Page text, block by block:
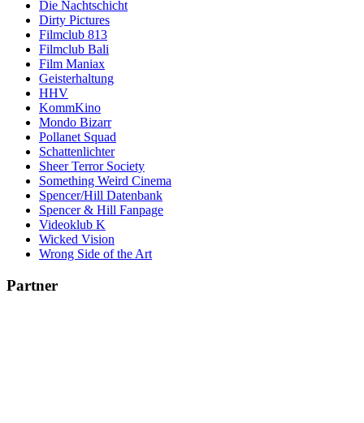
Die Nachtschicht
Dirty Pictures
Filmclub 813
Filmclub Bali
Film Maniax
Geisterhaltung
HHV
KommKino
Mondo Bizarr
Pollanet Squad
Schattenlichter
Sheer Terror Society
Something Weird Cinema
Spencer/Hill Datenbank
Spencer & Hill Fanpage
Videoklub K
Wicked Vision
Wrong Side of the Art
Partner